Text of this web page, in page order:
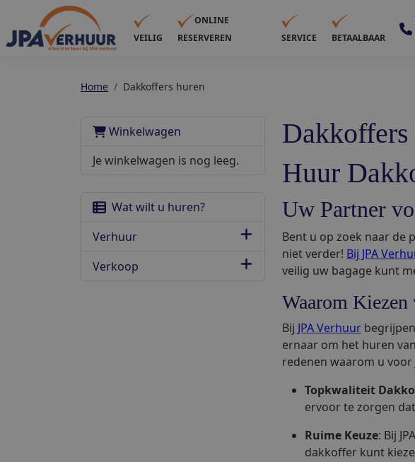
VEILIG
ONLINE
RESERVEREN
SERVICE BETAALBAAR
Home Dakkoffers huren
Winkelwagen
Je winkelwagen is nog leeg.
Wat wilt u huren?
Verhuur
Verkoop
Dakkoffers
Huur
Uw Partner
Bent u op zoek naar de
niet verder! Bij JPA
veilig uw bagage kunt
Waarom Kiezen
Bij JPA Verhuur
ernaar om het huren
redenen waarom u voor
Topkwaliteit
ervoor te zorgen
Ruime Keuze: Bij
dakkoffer kunt